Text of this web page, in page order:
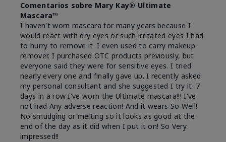
Comentarios sobre Mary Kay® Ultimate
Mascara™
I haven't worn mascara for many years because I
would react with dry eyes or such irritated eyes I had
to hurry to remove it. I even used to carry makeup
remover. I purchased OTC products previously, but
everyone said they were for sensitive eyes. I tried
nearly every one and finally gave up. I recently asked
my personal consultant and she suggested I try it. 7
days in a row I've worn the Ultimate mascara!!! I've
not had Any adverse reaction! And it wears So Well!
No smudging or melting so it looks as good at the
end of the day as it did when I put it on! So Very
impressed!!